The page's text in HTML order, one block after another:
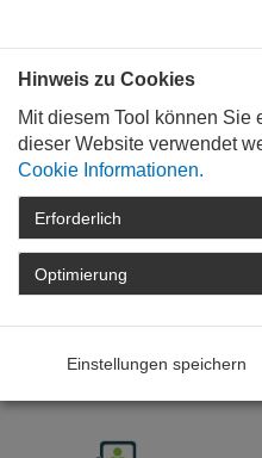
STARTSEITE
AIP-SEMINARE
Grundkurs
–
Hinweis zu Cookies
Mit diesem Tool können Sie
dieser Website verwendet
Cookie Informationen.
Erforderlich
Optimierung
Einstellungen speichern